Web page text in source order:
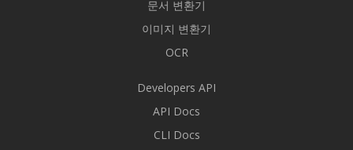
문서 변환기
이미지 변환기
OCR
Developers API
API Docs
CLI Docs